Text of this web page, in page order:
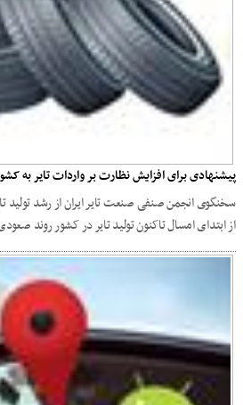
پیشنهادی برای افزایش نظارت بر واردات تایر به
سخنگوی انجمن صنفی صنعت تایر ایران از رشد
از ابتدای امسال تاکنون تولید تایر در کشور روند